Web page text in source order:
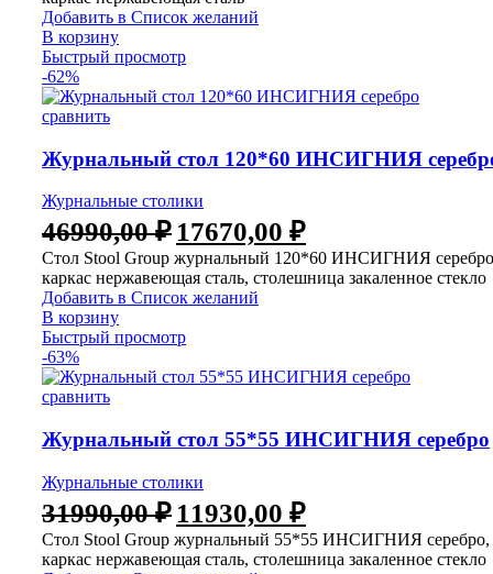
Добавить в Список желаний
В корзину
Быстрый просмотр
-62%
сравнить
Журнальный стол 120*60 ИНСИГНИЯ
Журнальные столики
46990,00₽ 17670,00 ₽
Стол Stool Group журнальный 120*60 ИНСИГНИЯ
каркас нержавеющая сталь, столешница закаленное стекло
Добавить в Список желаний
В корзину
Быстрый просмотр
-63%
сравнить
Журнальный стол 55*55 ИНСИГНИЯ серебро
Журнальные столики
31990,00₽ 11930,00 ₽
Стол Stool Group журнальный 55*55 ИНСИГНИЯ серебро,
каркас нержавеющая сталь, столешница закаленное стекло